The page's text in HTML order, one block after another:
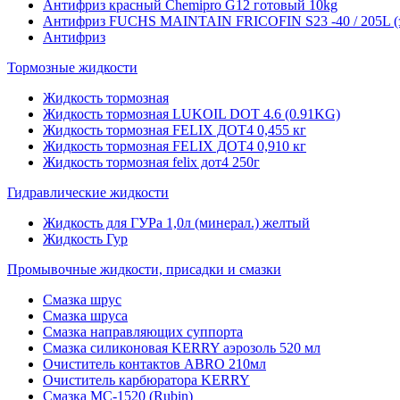
Антифриз красный Chemipro G12 готовый 10kg
Антифриз FUCHS MAINTAIN FRICOFIN S23 -40 / 205L
Антифриз
Тормозные жидкости
Жидкость тормозная
Жидкость тормозная LUKOIL DOT 4.6 (0.91KG)
Жидкость тормозная FELIX ДОТ4 0,455 кг
Жидкость тормозная FELIX ДОТ4 0,910 кг
Жидкость тормозная felix дот4 250г
Гидравлические жидкости
Жидкость для ГУРа 1,0л (минерал.) желтый
Жидкость Гур
Промывочные жидкости, присадки и смазки
Смазка шрус
Смазка шруса
Смазка направляющих суппорта
Смазка силиконовая KERRY аэрозоль 520 мл
Очиститель контактов ABRO 210мл
Очиститель карбюратора KERRY
Смазка МС-1520 (Rubin)